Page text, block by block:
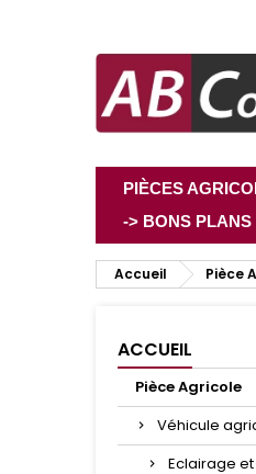
PIÈCES
-> BONS PLANS
Accueil Pièce
ACCUEIL
Pièce Agricole
Véhicule
Eclairage et